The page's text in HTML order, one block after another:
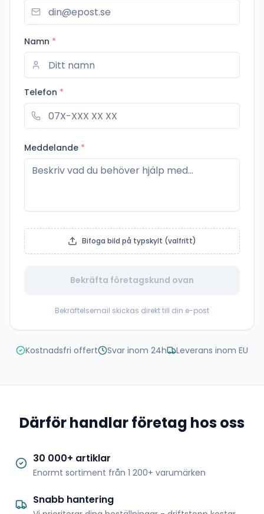
Namn *
Telefon *
Meddelande *
Bifoga bild på typskylt (valfritt)
Bekräfta företagskund ovan
Bekräftelsemail skickas direkt till din e-post
Kostnadsfri offert Svar inom 24h Leverans inom EU
Därför handlar företag hos oss
30 000+ artiklar
Enormt sortiment från 1 200+ varumärken
Snabb hantering